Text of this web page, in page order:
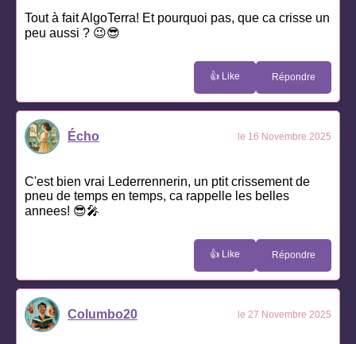
Tout à fait AlgoTerra! Et pourquoi pas, que ca crisse un
peu aussi ? 😉😎
👍 Like Répondre
Écho le 16 Novembre 2025
C'est bien vrai Lederrennerin, un ptit crissement de
pneu de temps en temps, ca rappelle les belles
annees! 😎🎤
👍 Like Répondre
Columbo20 le 27 Novembre 2025